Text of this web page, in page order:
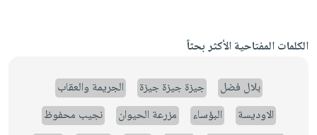
الكلمات المفتاحية الأكثر بحثاً
بلال فضل جيزة جيزة جيزة
الجريمة والعقاب
الاوديسة
البؤساء مزرعة الحيوان
نجيب محفوظ